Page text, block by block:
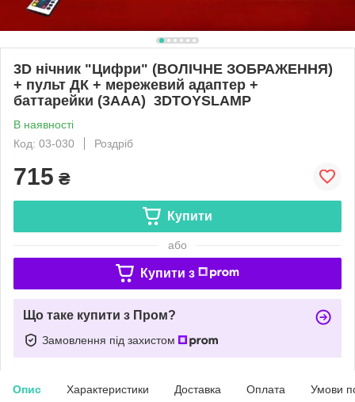
3D нічник "Цифри" (ВОЛІЧНЕ ЗОБРАЖЕННЯ)
+ пульт ДК + мережевий адаптер +
баттарейки (3ААА) 3DTOYSLAMP
В наявності
Код: 03-030
Роздріб
715 ₴
Купити
або
Купити з
Що таке купити з Пром?
Замовлення під захистом
Опис Характеристики Доставка Оплата Умови